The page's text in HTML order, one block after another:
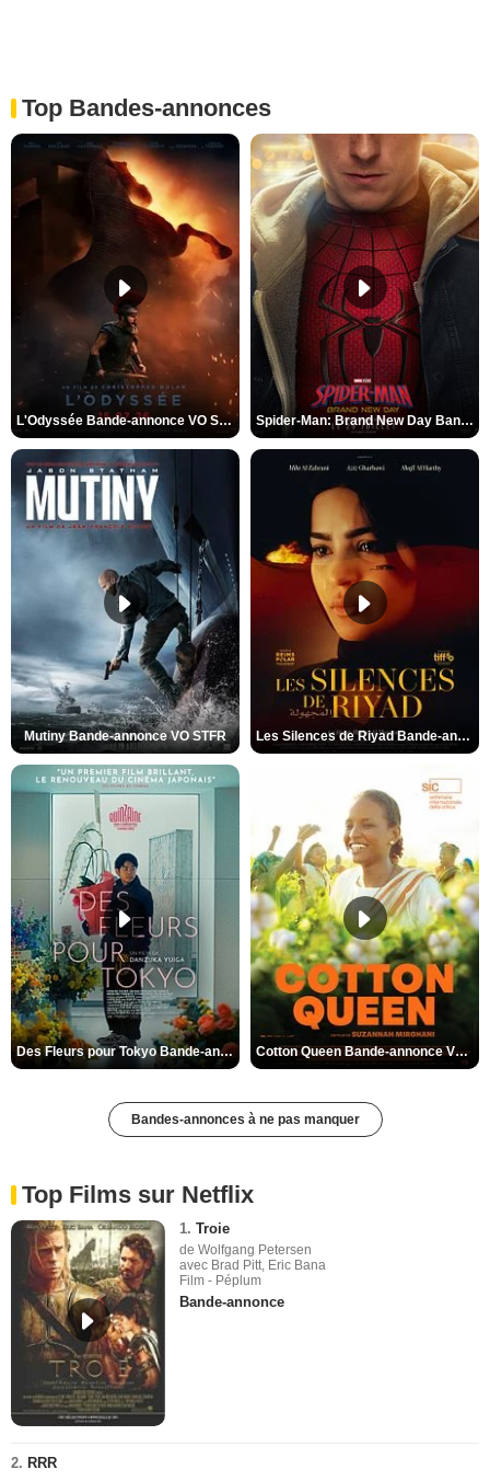
Top Bandes-annonces
L'Odyssée Bande-annonce VO STFR Spider-Man: Brand New Day Bande-annonce VO STFR
Mutiny Bande-annonce VO STFR Les Silences de Riyad Bande-annonce VO STFR
Des Fleurs pour Tokyo Bande-annonce VO STFR Cotton Queen Bande-annonce VO STFR
Bandes-annonces à ne pas manquer
Top Films sur Netflix
1. Troie
de Wolfgang Petersen
avec Brad Pitt, Eric Bana
Film - Péplum
Bande-annonce
2. RRR